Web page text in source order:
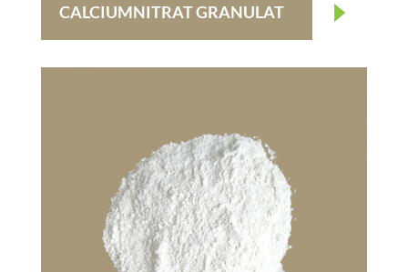
CALCIUMNITRAT GRANULAT